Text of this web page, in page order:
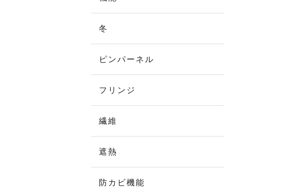
冬
ピンパーネル
フリンジ
繊維
遮熱
防カビ機能